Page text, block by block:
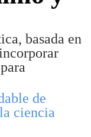
basada en
de
ciencia